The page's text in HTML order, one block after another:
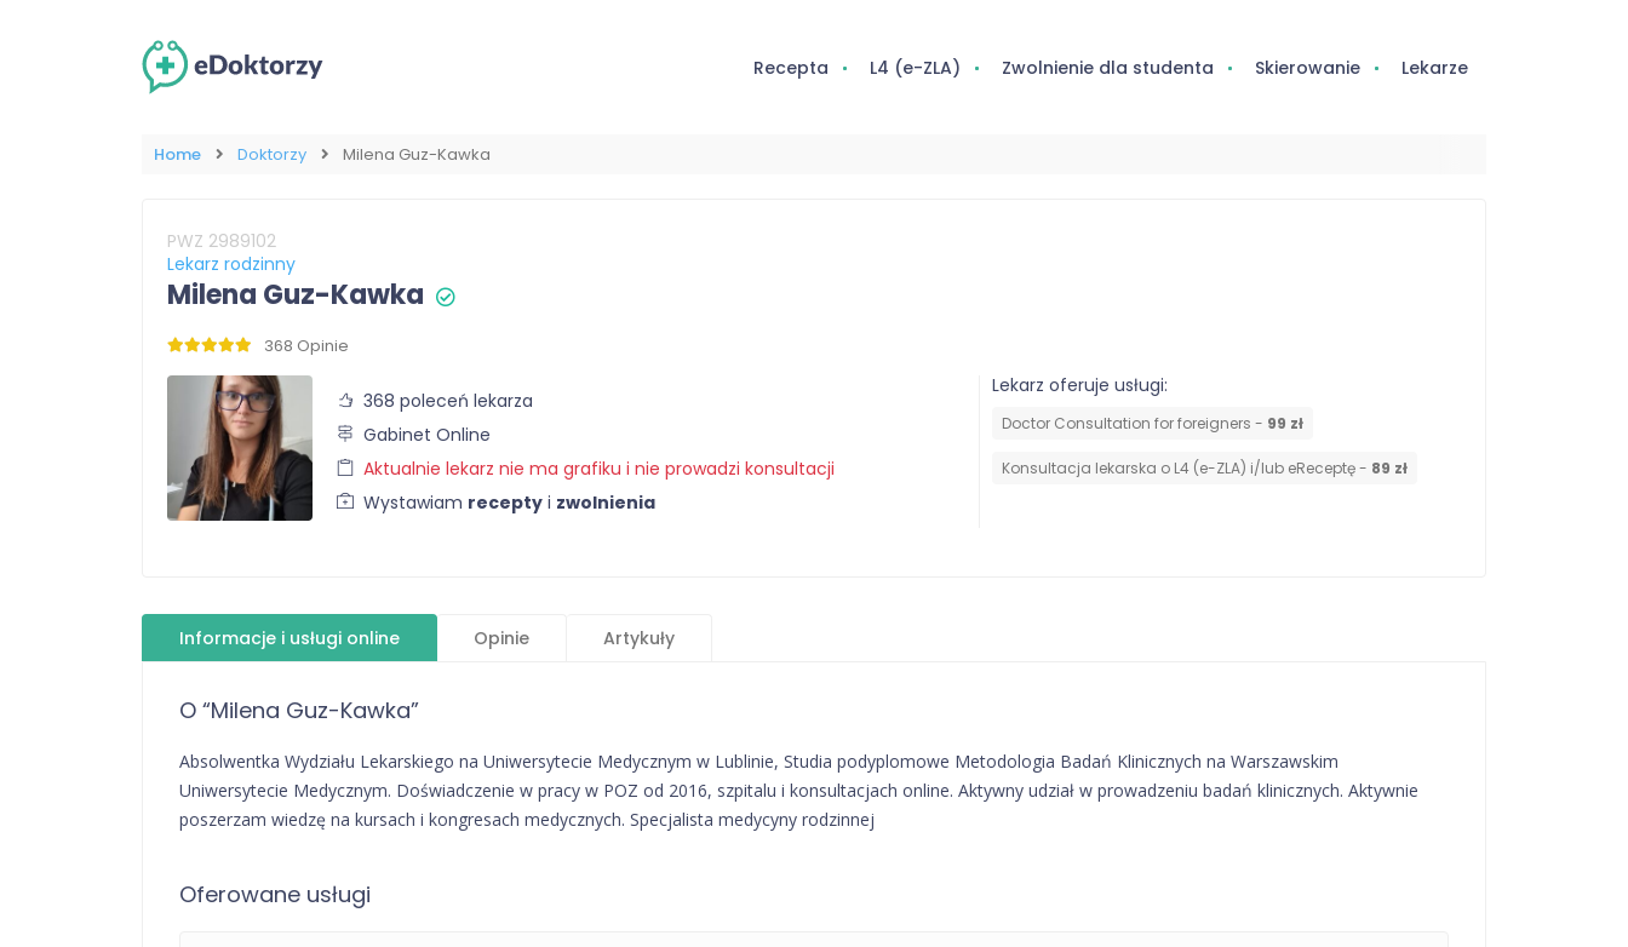
Recepta L4 (e-ZLA) Zwolnienie dla studenta Skierowanie Lekarze
Home Doktorzy Milena Guz-Kawka
PWZ 2989102
Lekarz rodzinny
Milena Guz-Kawka
368 Opinie
368 poleceń lekarza
Gabinet Online
Aktualnie lekarz nie ma grafiku i nie prowadzi konsultacji
Wystawiam recepty i zwolnienia
Lekarz oferuje usługi:
Doctor Consultation for foreigners - 99 zł
Konsultacja lekarska o L4 (e-ZLA) i/lub eReceptę - 89 zł
Informacje i usługi online Opinie Artykuły
O “Milena Guz-Kawka”
Absolwentka Wydziału Lekarskiego na Uniwersytecie Medycznym w Lublinie, Studia podyplomowe Metodologia Badań Klinicznych na Warszawskim
Uniwersytecie Medycznym. Doświadczenie w pracy w POZ od 2016, szpitalu i konsultacjach online. Aktywny udział w prowadzeniu badań klinicznych. Aktywnie
poszerzam wiedzę na kursach i kongresach medycznych. Specjalista medycyny rodzinnej
Oferowane usługi